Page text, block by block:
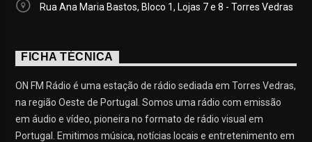
Rua Ana Maria Bastos, Bloco 1, Lojas 7 e 8 - Torres Vedras
FICHA TÉCNICA
ON FM Rádio é uma estação de rádio sediada em Torres Vedras,
na região Oeste de Portugal. Somos uma rádio com emissão
em áudio e vídeo, pioneira no formato de rádio visual em
Portugal. Emitimos música, notícias locais e entretenimento em